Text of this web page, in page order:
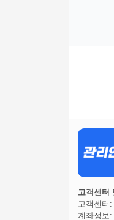
고객센터
고객센터:
계좌정보